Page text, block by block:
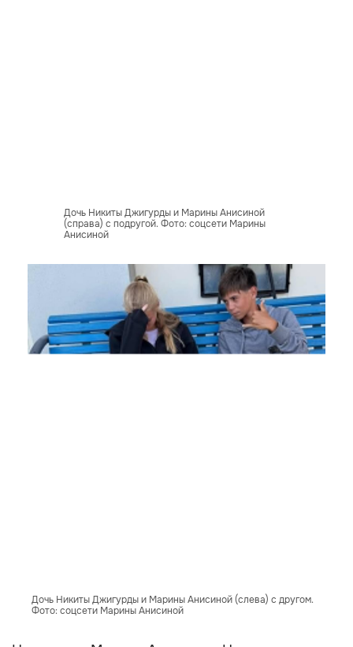
Дочь Никиты Джигурды и Марины Анисиной
(справа) с подругой. Фото: соцсети Марины
Анисиной
Дочь Никиты Джигурды и Марины Анисиной (слева) с другом.
Фото: соцсети Марины Анисиной